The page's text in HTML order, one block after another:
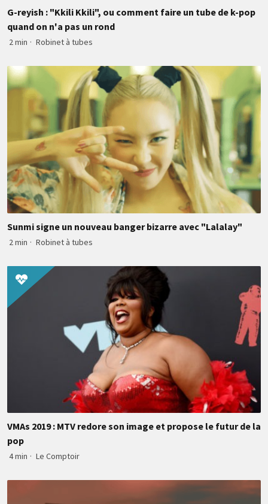
G-reyish : "Kkili Kkili", ou comment faire un tube de k-pop
quand on n'a pas un rond
2 min · Robinet à tubes
Sunmi signe un nouveau banger bizarre avec "Lalalay"
2 min · Robinet à tubes
VMAs 2019 : MTV redore son image et propose le futur de la
pop
4 min · Le Comptoir